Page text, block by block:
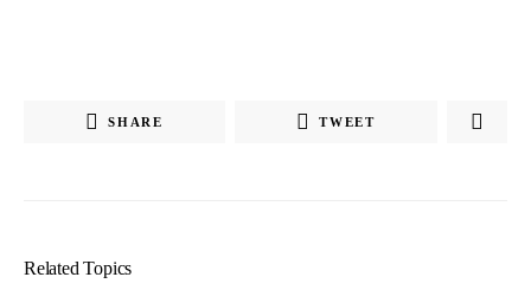
SHARE TWEET
Related Topics